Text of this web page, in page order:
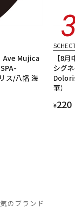
Ave Mujica
ス/八幡 海
【8
シグ
華）
¥220
のブランド